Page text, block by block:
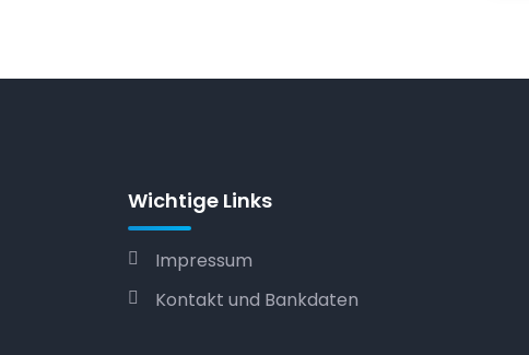
Wichtige Links
Impressum
Kontakt und Bankdaten